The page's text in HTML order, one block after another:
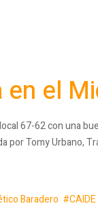
en el
67-62 con una
por Tomy Urbano,
Baradero CAIDE